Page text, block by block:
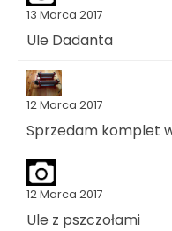
13 Marca 2017
Ule Dadanta
12 Marca 2017
Sprzedam komplet
12 Marca 2017
Ule z pszczołami